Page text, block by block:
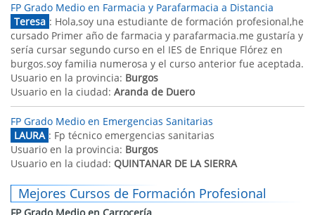
FP Grado Medio en Farmacia y Parafarmacia a Distancia
Teresa : Hola,soy una estudiante de formación profesional,he
cursado Primer año de farmacia y parafarmacia.me gustaría y
sería cursar segundo curso en el IES de Enrique Flórez en
burgos.soy familia numerosa y el curso anterior fue aceptada.
Usuario en la provincia: Burgos
Usuario en la ciudad: Aranda de Duero
FP Grado Medio en Emergencias Sanitarias
LAURA : Fp técnico emergencias sanitarias
Usuario en la provincia: Burgos
Usuario en la ciudad: QUINTANAR DE LA SIERRA
Mejores Cursos de Formación Profesional